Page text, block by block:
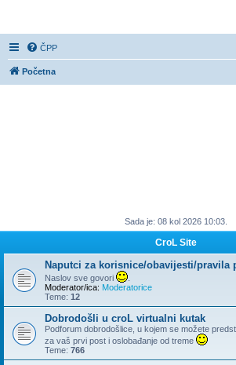
ČPP
Početna
Sada je: 08 kol 2026 10:03.
CroL Site
Naputci za korisnice/obavijesti/pravila
Naslov sve govori
Moderator/ica: Moderatorice
Teme: 12
Dobrodošli u croL virtualni kutak
Podforum dobrodošlice, u kojem se možete
za vaš prvi post i oslobađanje od treme
Teme: 766